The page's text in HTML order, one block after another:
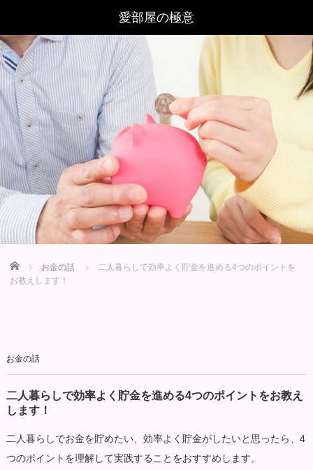
Home お金の話
二人暮らしで効率よく貯金を進める4つのポイントを
お教えします！
お金の話
二人暮らしで効率よく貯金を進める4つのポイントをお教え
します！
二人暮らしでお金を貯めたい、効率よく貯金がしたいと思ったら、4
つのポイントを理解して実践することをおすすめします。